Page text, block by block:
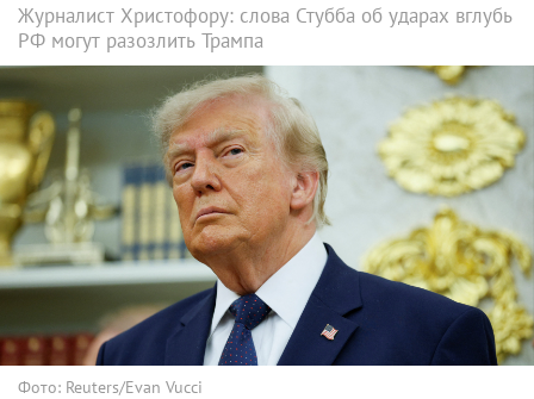
Журналист Христофору: слова Стубба об ударах вглубь
РФ могут разозлить Трампа
Фото: Reuters/Evan Vucci